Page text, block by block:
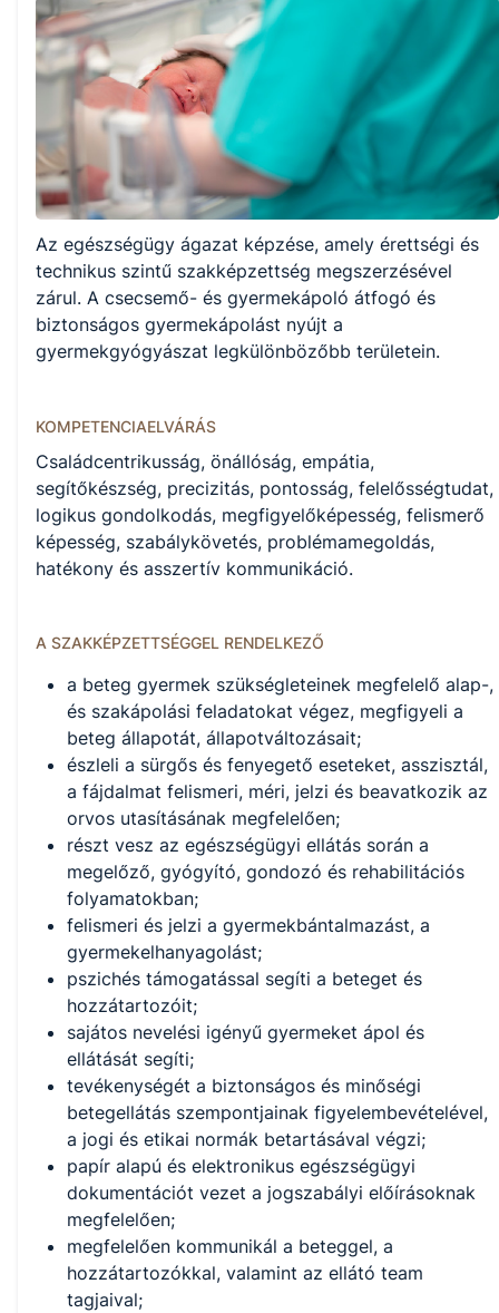
509130313
Képzés időtartama
2 év
Választható szakmairányok:
Nem válaszható
KKK/PTT
KKK letöltése (pdf)
Okleveles technikusképzés
Nem
A képzést indító intézményeink
Székesfehérvári SZC Bugát Pál Technikum (igazgató: Szomor
Az egészségügy ágazat képzése, amely érettségi és
technikus szintű szakképzettség megszerzésével
zárul. A csecsemő- és gyermekápoló átfogó és
biztonságos gyermekápolást nyújt a
gyermekgyógyászat legkülönbözőbb területein.
KOMPETENCIAELVÁRÁS
Családcentrikusság, önállóság, empátia,
segítőkészség, precizitás, pontosság, felelősségtudat,
logikus gondolkodás, megfigyelőképesség, felismerő
képesség, szabálykövetés, problémamegoldás,
hatékony és asszertív kommunikáció.
A SZAKKÉPZETTSÉGGEL RENDELKEZŐ
a beteg gyermek szükségleteinek megfelelő alap-,
és szakápolási feladatokat végez, megfigyeli a
beteg állapotát, állapotváltozásait;
észleli a sürgős és fenyegető eseteket, asszisztál,
a fájdalmat felismeri, méri, jelzi és beavatkozik az
orvos utasításának megfelelően;
részt vesz az egészségügyi ellátás során a
megelőző, gyógyító, gondozó és rehabilitációs
folyamatokban;
felismeri és jelzi a gyermekbántalmazást, a
gyermekelhanyagolást;
pszichés támogatással segíti a beteget és
hozzátartozóit;
sajátos nevelési igényű gyermeket ápol és
ellátását segíti;
tevékenységét a biztonságos és minőségi
betegellátás szempontjainak figyelembevételével,
a jogi és etikai normák betartásával végzi;
papír alapú és elektronikus egészségügyi
dokumentációt vezet a jogszabályi előírásoknak
megfelelően;
megfelelően kommunikál a beteggel, a
hozzátartozókkal, valamint az ellátó team
tagjaival;